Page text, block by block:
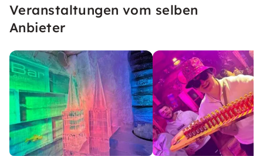
Veranstaltungen vom selben
Anbieter